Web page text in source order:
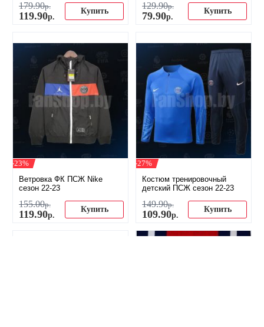
179.90р.
119.90р.
Купить
129.90р.
79.90р.
Купить
-23%
Ветровка ФК ПСЖ Nike
сезон 22-23
155.00р.
119.90р.
Купить
-27%
Костюм тренировочный
детский ПСЖ сезон 22-23
149.90р.
109.90р.
Купить